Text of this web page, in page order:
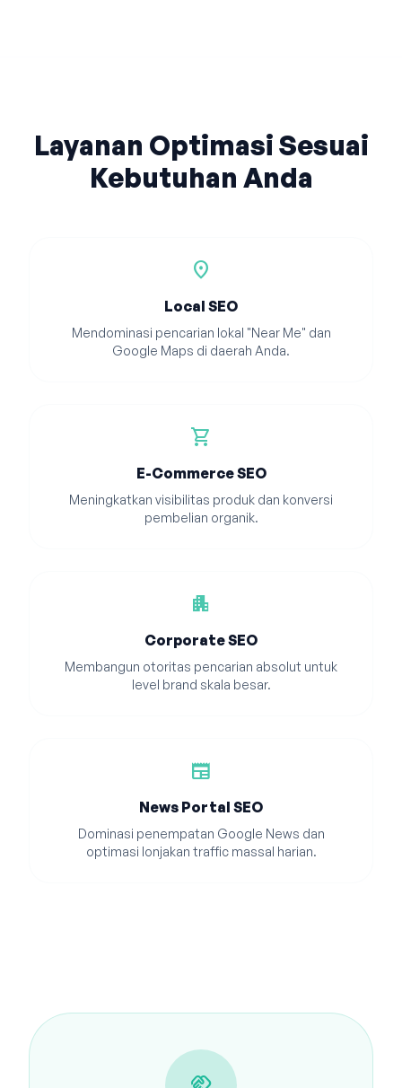
Layanan Optimasi Sesuai
Kebutuhan Anda
location_on
Local SEO
Mendominasi pencarian lokal "Near Me" dan
Google Maps di daerah Anda.
shopping_cart
E-Commerce SEO
Meningkatkan visibilitas produk dan konversi
pembelian organik.
apartment
Corporate SEO
Membangun otoritas pencarian absolut untuk
level brand skala besar.
newspaper
News Portal SEO
Dominasi penempatan Google News dan
optimasi lonjakan traffic massal harian.